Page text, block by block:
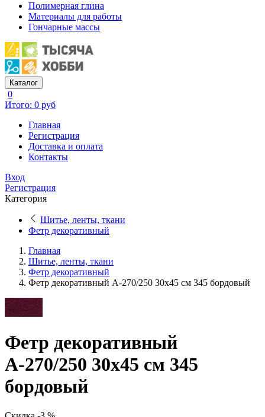
Полимерная глина
Материалы для работы
Гончарные массы
Каталог
0
Итого: 0 руб
Главная
Регистрация
Доставка и оплата
Контакты
Вход
Регистрация
Категория
Шитье, ленты, ткани
Фетр декоративный
Главная
Шитье, ленты, ткани
Фетр декоративный
Фетр декоративный А-270/250 30х45 см 345 бордовый
Фетр декоративный
А-270/250 30х45 см 345
бордовый